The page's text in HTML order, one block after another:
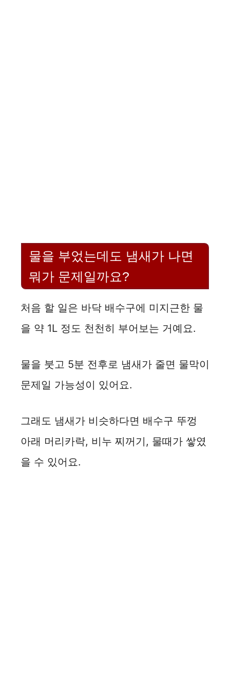
물을 부었는데도 냄새가 나면
뭐가 문제일까요?
처음 할 일은 바닥 배수구에 미지근한 물
을 약 1L 정도 천천히 부어보는 거예요.
물을 붓고 5분 전후로 냄새가 줄면 물막이
문제일 가능성이 있어요.
그래도 냄새가 비슷하다면 배수구 뚜껑
아래 머리카락, 비누 찌꺼기, 물때가 쌓였
을 수 있어요.